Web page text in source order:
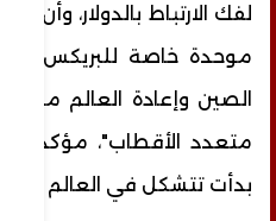
لفك الارتباط بالدولار، وأن
موحدة خاصة للبريكس
الصين وإعادة العالم من
متعدد الأقطاب"، مؤكدا
بدأت تتشكل في العالم